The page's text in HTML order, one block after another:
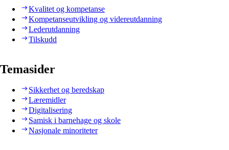
Kvalitet og kompetanse
Kompetanseutvikling og videreutdanning
Lederutdanning
Tilskudd
Temasider
Sikkerhet og beredskap
Læremidler
Digitalisering
Samisk i barnehage og skole
Nasjonale minoriteter